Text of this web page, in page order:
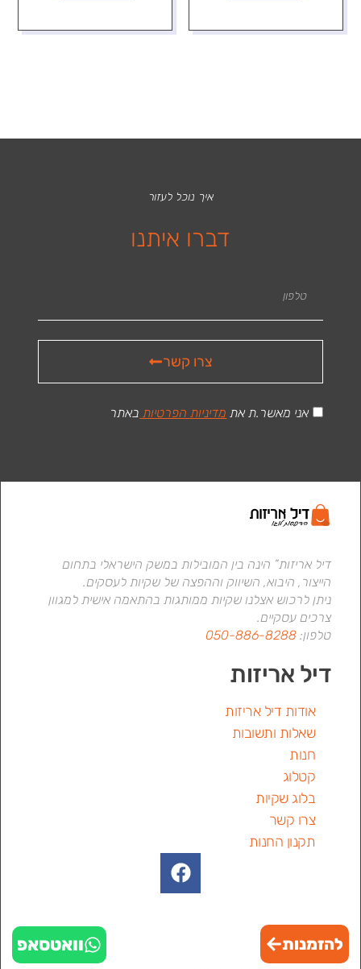
איך נוכל לעזור
דברו איתנו
אני מאשר.ת את מדיניות הפרטיות באתר
צרו קשר
דיל אריזות” הינה בין המובילות במשק הישראלי בתחום
הייצור, היבוא, השיווק וההפצה של שקיות לעסקים.
ניתן לרכוש אצלנו שקיות ממותגות בהתאמה אישית למגוון
צרכים עסקיים.
טלפון: 050-886-8288
דיל אריזות
אודות דיל אריזות
שאלות ותשובות
חנות
קטלוג
בלוג שקיות
צרו קשר
תקנון החנות
להזמנות וואטסאפ